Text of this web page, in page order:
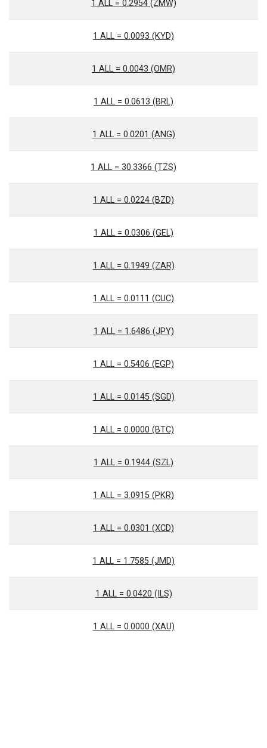
1 ALL = 0.2954 (ZMW)
1 ALL = 0.0093 (KYD)
1 ALL = 0.0043 (OMR)
1 ALL = 0.0613 (BRL)
1 ALL = 0.0201 (ANG)
1 ALL = 30.3366 (TZS)
1 ALL = 0.0224 (BZD)
1 ALL = 0.0306 (GEL)
1 ALL = 0.1949 (ZAR)
1 ALL = 0.0111 (CUC)
1 ALL = 1.6486 (JPY)
1 ALL = 0.5406 (EGP)
1 ALL = 0.0145 (SGD)
1 ALL = 0.0000 (BTC)
1 ALL = 0.1944 (SZL)
1 ALL = 3.0915 (PKR)
1 ALL = 0.0301 (XCD)
1 ALL = 1.7585 (JMD)
1 ALL = 0.0420 (ILS)
1 ALL = 0.0000 (XAU)